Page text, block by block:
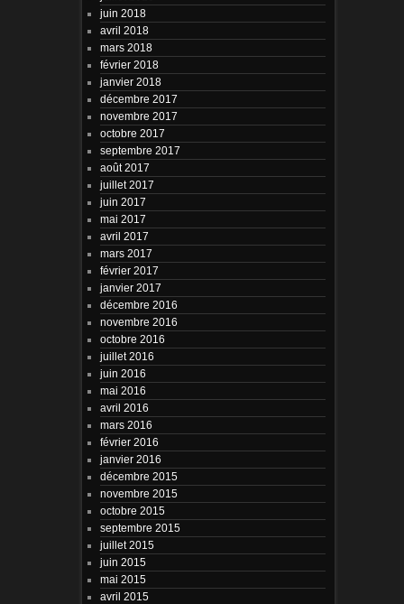
juin 2018
avril 2018
mars 2018
février 2018
janvier 2018
décembre 2017
novembre 2017
octobre 2017
septembre 2017
août 2017
juillet 2017
juin 2017
mai 2017
avril 2017
mars 2017
février 2017
janvier 2017
décembre 2016
novembre 2016
octobre 2016
juillet 2016
juin 2016
mai 2016
avril 2016
mars 2016
février 2016
janvier 2016
décembre 2015
novembre 2015
octobre 2015
septembre 2015
juillet 2015
juin 2015
mai 2015
avril 2015